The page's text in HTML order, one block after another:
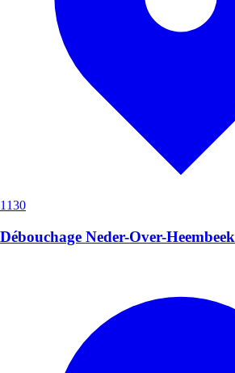
1130
Débouchage Neder-Over-Heembeek